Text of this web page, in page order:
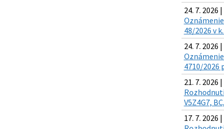
24. 7. 2026 |
48/2026 v
24. 7. 2026 |
4710/2026
21. 7. 2026 |
V5Z4G7,
17. 7. 2026 |